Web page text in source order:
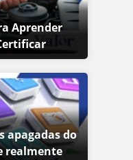
Aprender
apagadas do
realmente